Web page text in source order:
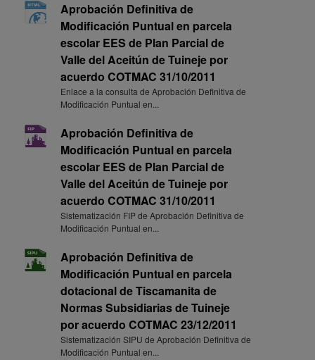
Aprobación Definitiva de
Modificación Puntual en parcela
escolar EES de Plan Parcial de
Valle del Aceitún de Tuineje por
acuerdo COTMAC 31/10/2011
Enlace a la consulta de Aprobación Definitiva de
Modificación Puntual en...
Aprobación Definitiva de
Modificación Puntual en parcela
escolar EES de Plan Parcial de
Valle del Aceitún de Tuineje por
acuerdo COTMAC 31/10/2011
Sistematización FIP de Aprobación Definitiva de
Modificación Puntual en...
Aprobación Definitiva de
Modificación Puntual en parcela
dotacional de Tiscamanita de
Normas Subsidiarias de Tuineje
por acuerdo COTMAC 23/12/2011
Sistematización SIPU de Aprobación Definitiva de
Modificación Puntual en...